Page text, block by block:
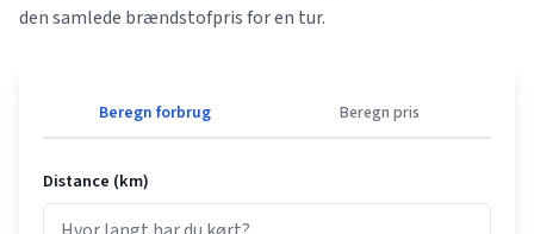
den samlede brændstofpris for en tur.
Beregn forbrug Beregn pris
Distance (km)